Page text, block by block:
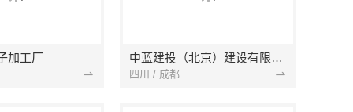
加工厂 中蓝建投（北京）建设有限公司四川第一分公司
四川 / 成都